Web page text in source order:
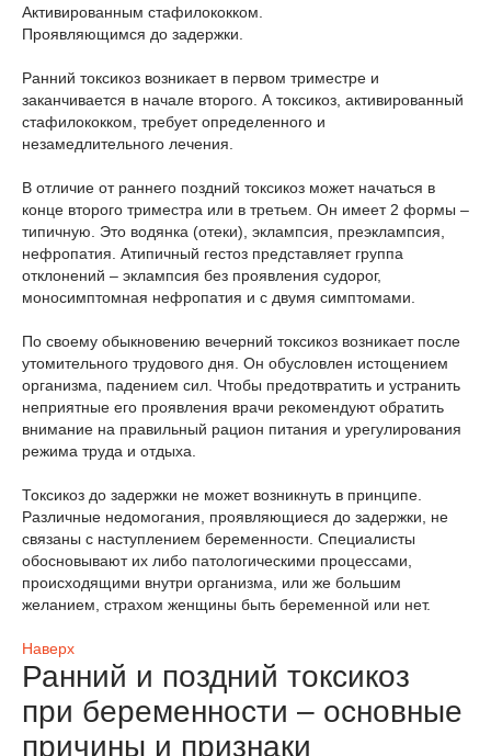
Активированным стафилококком.
Проявляющимся до задержки.
Ранний токсикоз возникает в первом триместре и
заканчивается в начале второго. А токсикоз, активированный
стафилококком, требует определенного и
незамедлительного лечения.
В отличие от раннего поздний токсикоз может начаться в
конце второго триместра или в третьем. Он имеет 2 формы –
типичную. Это водянка (отеки), эклампсия, преэклампсия,
нефропатия. Атипичный гестоз представляет группа
отклонений – эклампсия без проявления судорог,
моносимптомная нефропатия и с двумя симптомами.
По своему обыкновению вечерний токсикоз возникает после
утомительного трудового дня. Он обусловлен истощением
организма, падением сил. Чтобы предотвратить и устранить
неприятные его проявления врачи рекомендуют обратить
внимание на правильный рацион питания и урегулирования
режима труда и отдыха.
Токсикоз до задержки не может возникнуть в принципе.
Различные недомогания, проявляющиеся до задержки, не
связаны с наступлением беременности. Специалисты
обосновывают их либо патологическими процессами,
происходящими внутри организма, или же большим
желанием, страхом женщины быть беременной или нет.
Наверх
Ранний и поздний токсикоз
при беременности – основные
причины и признаки